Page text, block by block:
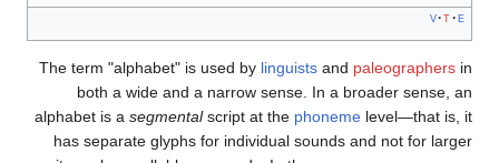
v t e
The term "alphabet" is used by linguists and paleographers in
both a wide and a narrow sense. In a broader sense, an
alphabet is a segmentalscript at the phoneme level—that is, it
has separate glyphs for individual sounds and not for larger